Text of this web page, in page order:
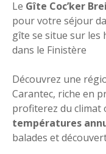
Le Gîte Coc’ker
pour votre séjour
gîte se situe sur les
dans le Finistère
Découvrez une
Carantec, riche en
profiterez du climat
températures
balades et